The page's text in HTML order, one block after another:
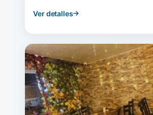
Ver detalles